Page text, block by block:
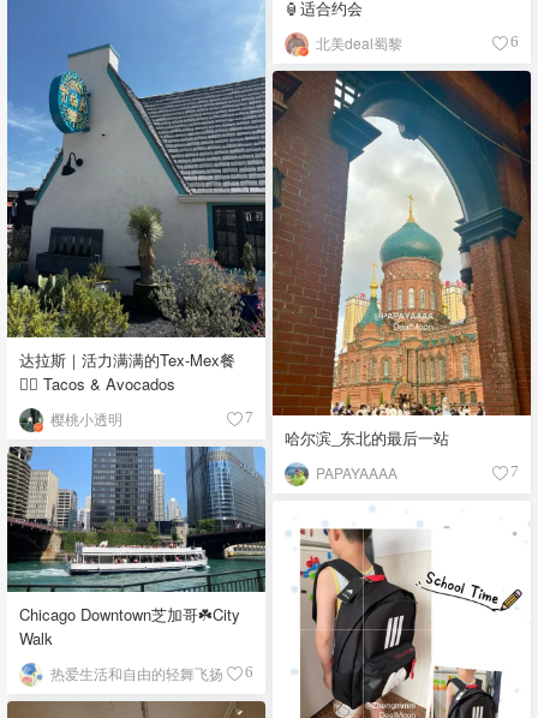
🏮适合约会
北美deal蜀黎 6
达拉斯｜活力满满的Tex-Mex餐
👉🏼 Tacos & Avocados
樱桃小透明 7
哈尔滨_东北的最后一站
PAPAYAAAA 7
Chicago Downtown芝加哥☘️City
Walk
热爱生活和自由的轻舞飞扬 6